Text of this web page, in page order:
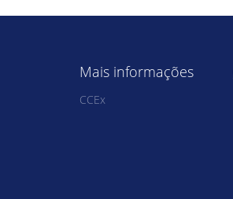
Mais informações
CCEx